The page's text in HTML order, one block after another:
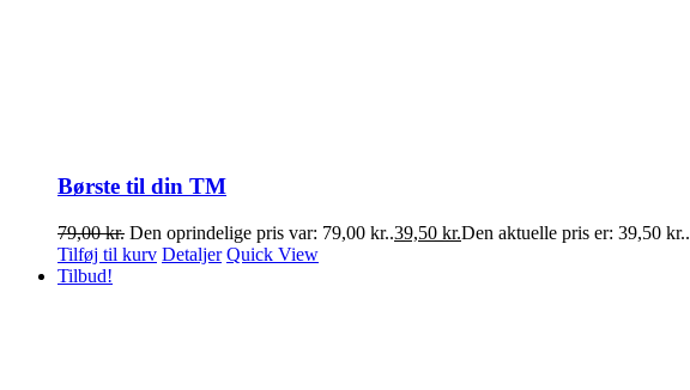
Børste til din TM
79,00kr. Den oprindelige pris var: 79,00 kr..39,50 kr.Den aktuelle pris er: 39,50 kr..
Tilføj til kurv Detaljer Quick View
Tilbud!